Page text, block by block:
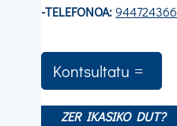
-TELEFONOA:944724366
Kontsultatu
ZER IKASIKO DUT?